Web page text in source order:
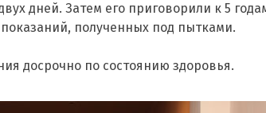
дней. Затем его приговорили к 5
полученных под пытками.
досрочно по состоянию здоровья.